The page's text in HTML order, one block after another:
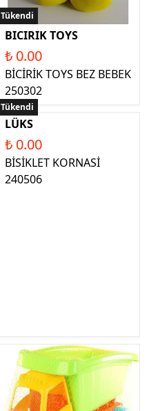
Tükendi
BICIRIK TOYS
₺ 0.00
BİCİRİK TOYS BEZ BEBEK
250302
Tükendi
LÜKS
₺ 0.00
BİSİKLET KORNASİ
240506